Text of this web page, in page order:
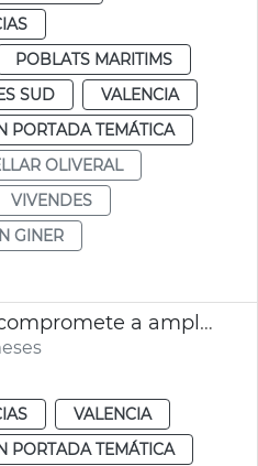
POBLATS MARITIMS
SUD
VALENCIA
PORTADA TEMÁTICA
OLIVERAL
VIVENDES
GINER
Pleno València se compromete a ampliar ayudas al alquiler
VALENCIA
PORTADA TEMÁTICA